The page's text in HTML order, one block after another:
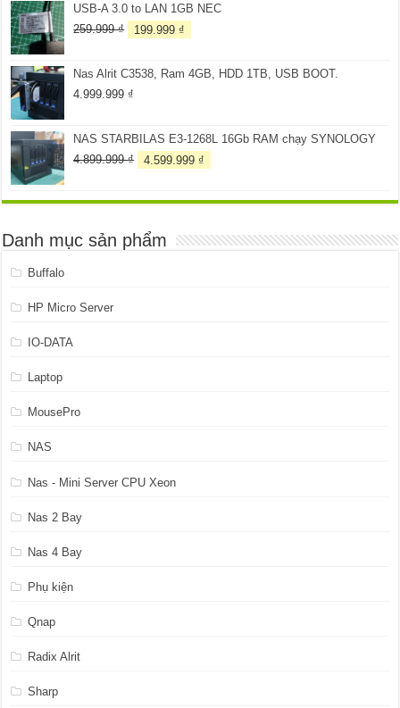
4.399.999 ₫.
là:
USB-A 3.0 to LAN 1GB NEC
259.999₫
Giá
259.999 ₫.
199.999 ₫
là:
Nas Alrit C3538, Ram 4GB, HDD 1TB, USB BOOT.
4.999.999 ₫
NAS STARBILAS E3-1268L 16Gb RAM chạy SYNOLOGY
4.899.999₫
Giá
4.899.999 ₫.
4.599.999 ₫
là:
Danh mục sản phẩm
Buffalo
HP Micro Server
IO-DATA
Laptop
MousePro
NAS
Nas - Mini Server CPU Xeon
Nas 2 Bay
Nas 4 Bay
Phụ kiện
Qnap
Radix Alrit
Sharp